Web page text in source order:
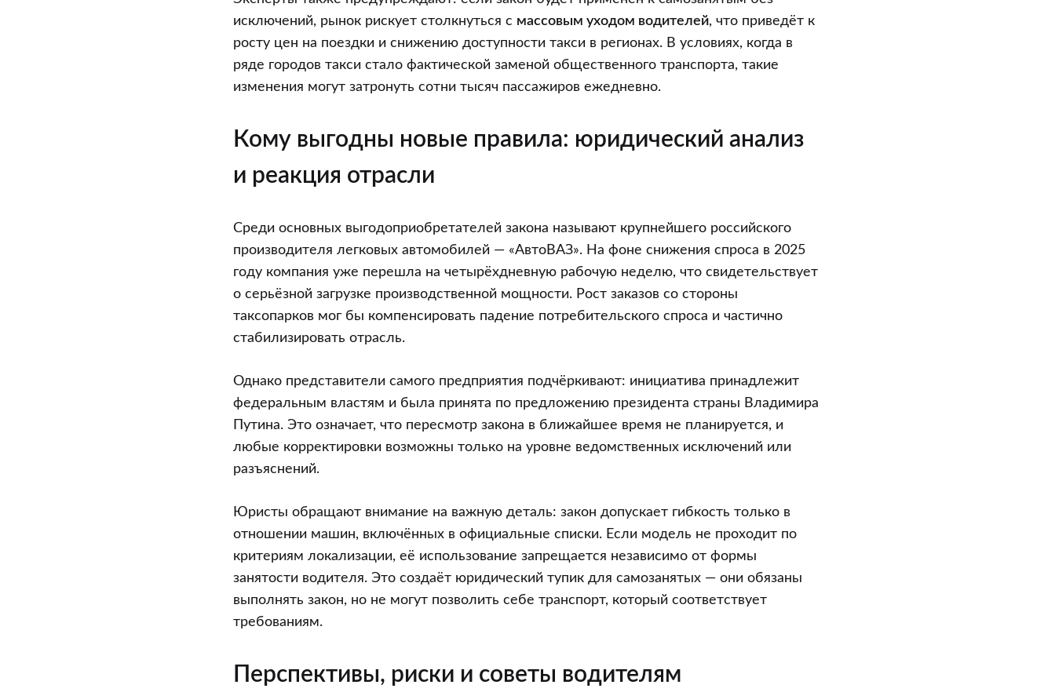
исключений, рынок рискует столкнуться с массовым уходом водителей, что приведёт к
росту цен на поездки и снижению доступности такси в регионах. В условиях, когда в
ряде городов такси стало фактической заменой общественного транспорта, такие
изменения могут затронуть сотни тысяч пассажиров ежедневно.
Кому выгодны новые правила: юридический анализ
и реакция отрасли
Среди основных выгодоприобретателей закона называют крупнейшего российского
производителя легковых автомобилей — «АвтоВАЗ». На фоне снижения спроса в 2025
году компания уже перешла на четырёхдневную рабочую неделю, что свидетельствует
о серьёзной загрузке производственной мощности. Рост заказов со стороны
таксопарков мог бы компенсировать падение потребительского спроса и частично
стабилизировать отрасль.
Однако представители самого предприятия подчёркивают: инициатива принадлежит
федеральным властям и была принята по предложению президента страны Владимира
Путина. Это означает, что пересмотр закона в ближайшее время не планируется, и
любые корректировки возможны только на уровне ведомственных исключений или
разъяснений.
Юристы обращают внимание на важную деталь: закон допускает гибкость только в
отношении машин, включённых в официальные списки. Если модель не проходит по
критериям локализации, её использование запрещается независимо от формы
занятости водителя. Это создаёт юридический тупик для самозанятых — они обязаны
выполнять закон, но не могут позволить себе транспорт, который соответствует
требованиям.
Перспективы, риски и советы водителям